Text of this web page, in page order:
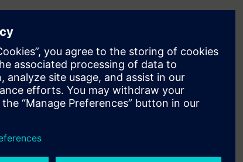
cabo la puesta en marcha y programación básica de